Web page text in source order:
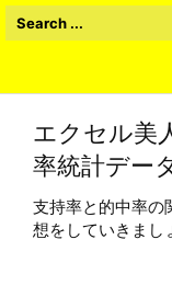
エクセル美
率統計デー
支持率と的中率の
想をしていきまし